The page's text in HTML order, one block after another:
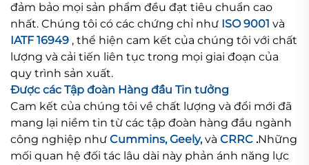
đảm bảo mọi sản phẩm đều đạt tiêu chuẩn cao
nhất. Chúng tôi có các chứng chỉ như ISO 9001 và
IATF 16949 , thể hiện cam kết của chúng tôi với chất
lượng và cải tiến liên tục trong mọi giai đoạn của
quy trình sản xuất.
Được các Tập đoàn Hàng đầu Tin tưởng
Cam kết của chúng tôi về chất lượng và đổi mới đã
mang lại niềm tin từ các tập đoàn hàng đầu ngành
công nghiệp như Cummins, Geely,và CRRC .Những
mối quan hệ đối tác lâu dài này phản ánh năng lực